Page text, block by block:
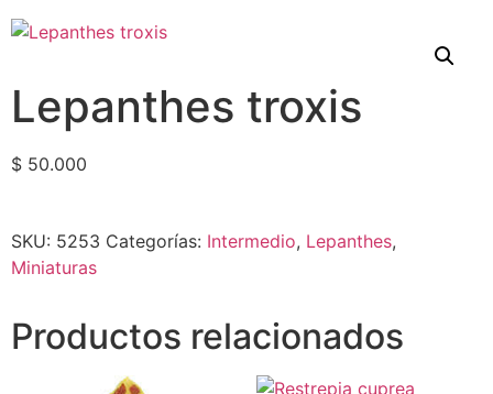
Lepanthes troxis
$ 50.000
SKU: 5253 Categorías: Intermedio, Lepanthes,
Miniaturas
Productos relacionados